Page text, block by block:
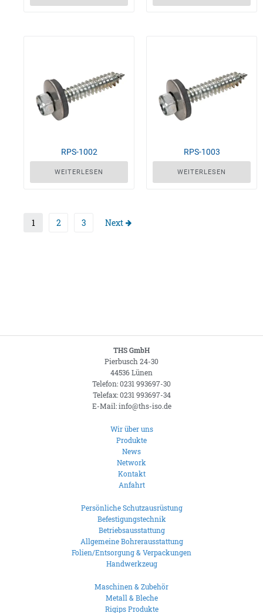
RPS-1002
WEITERLESEN
RPS-1003
WEITERLESEN
1 2 3 Next
THS GmbH
Pierbusch 24-30
44536 Lünen
Telefon: 0231 993697-30
Telefax: 0231 993697-34
E-Mail: info@ths-iso.de
Wir über uns
Produkte
News
Network
Kontakt
Anfahrt
Persönliche Schutzausrüstung
Befestigungstechnik
Betriebsausstattung
Allgemeine Bohrerausstattung
Folien/Entsorgung & Verpackungen
Handwerkzeug
Maschinen & Zubehör
Metall & Bleche
Rigips Produkte